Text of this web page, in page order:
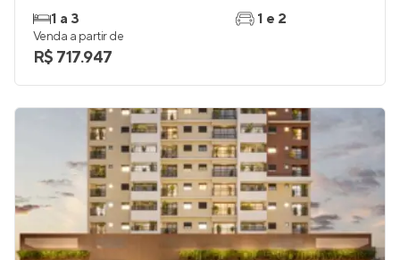
1 a 3
1 e 2
Venda a partir de
R$ 717.947